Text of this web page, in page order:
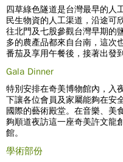
四草綠色隧道是台灣最早的人
民生物資的人工渠道，沿途可
往北門及七股參觀台灣早期的
多的農產品都來自台南，這次
番茄及享用午餐後，接著出發
Gala Dinner
特別安排在奇美博物館內，入
下讓各位會員及家屬能夠在安
國際的藝術殿堂。在音樂、美
夠順道夜訪這一座奇美許文龍
館。
學術部份